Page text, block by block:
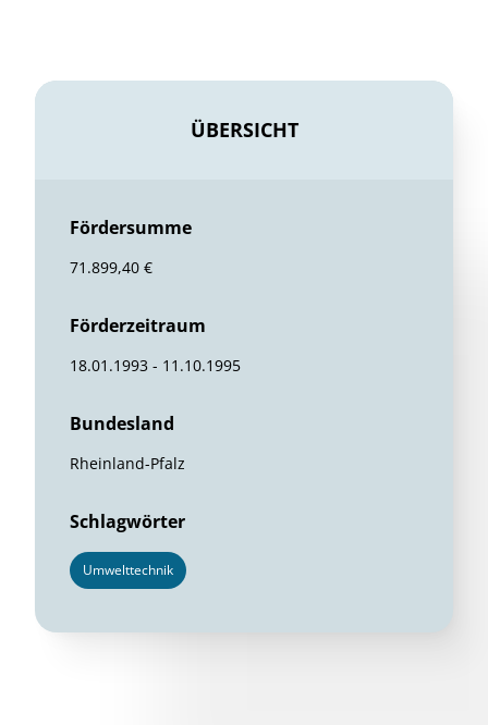
ÜBERSICHT
Fördersumme
71.899,40 €
Förderzeitraum
18.01.1993 - 11.10.1995
Bundesland
Rheinland-Pfalz
Schlagwörter
Umwelttechnik